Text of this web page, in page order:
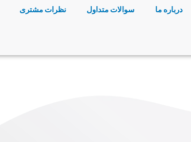
درباره ما سوالات متداول نظرات مشتری